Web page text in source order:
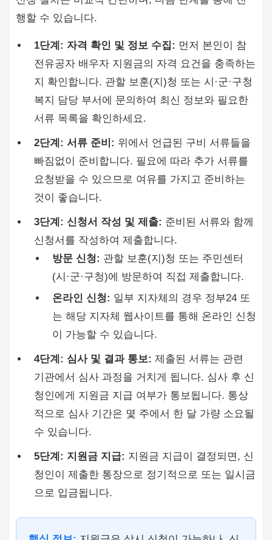
행할 수 있습니다.
1단계: 자격 확인 및 정보 수집: 먼저 본인이 참
전유공자 배우자 지원금의 자격 요건을 충족하는
지 확인합니다. 관할 보훈(지)청 또는 시·군·구청
복지 담당 부서에 문의하여 최신 정보와 필요한
서류 목록을 확인하세요.
2단계: 서류 준비: 위에서 언급된 구비 서류들을
빠짐없이 준비합니다. 필요에 따라 추가 서류를
요청받을 수 있으므로 여유를 가지고 준비하는
것이 좋습니다.
3단계: 신청서 작성 및 제출: 준비된 서류와 함께
신청서를 작성하여 제출합니다.
방문 신청: 관할 보훈(지)청 또는 주민센터
(시·군·구청)에 방문하여 직접 제출합니다.
온라인 신청: 일부 지자체의 경우 정부24 또
는 해당 지자체 웹사이트를 통해 온라인 신청
이 가능할 수 있습니다.
4단계: 심사 및 결과 통보: 제출된 서류는 관련
기관에서 심사 과정을 거치게 됩니다. 심사 후 신
청인에게 지원금 지급 여부가 통보됩니다. 통상
적으로 심사 기간은 몇 주에서 한 달 가량 소요될
수 있습니다.
5단계: 지원금 지급: 지원금 지급이 결정되면, 신
청인이 제출한 통장으로 정기적으로 또는 일시금
으로 입금됩니다.